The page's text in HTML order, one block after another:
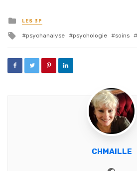
Posted in
LES 3P
Tagged with
psychanalyse psychologie soins
CHMAILLE